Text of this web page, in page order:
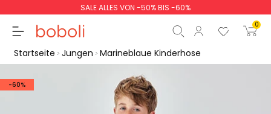
SALE ALLES VON -50% BIS -60%
0
Startseite Jungen Marineblaue Kinderhose
-60%